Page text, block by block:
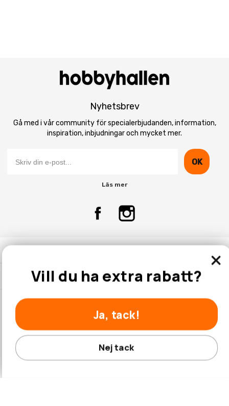
Nyhetsbrev
Gå med i vår community för specialerbjudanden, information,
inspiration, inbjudningar och mycket mer.
OK
Läs mer
Kundtjänst
© 2026 Hobbyhallen.se
Vill du ha extra rabatt?
Ja, tack!
Nej tack